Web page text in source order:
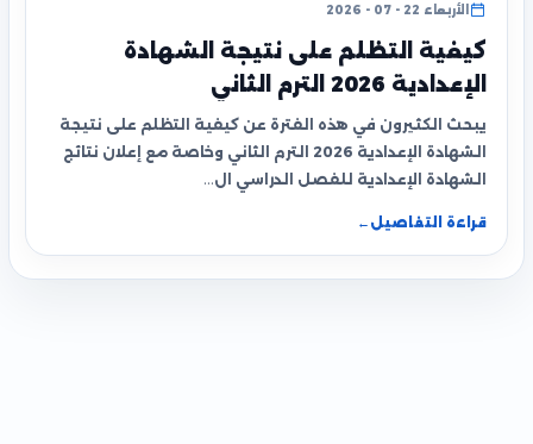
الأربعاء 22 - 07 - 2026
كيفية التظلم على نتيجة الشهادة
الإعدادية 2026 الترم الثاني
يبحث الكثيرون في هذه الفترة عن كيفية التظلم على نتيجة
الشهادة الإعدادية 2026 الترم الثاني وخاصة مع إعلان نتائج
الشهادة الإعدادية للفصل الدراسي ال…
قراءة التفاصيل ←